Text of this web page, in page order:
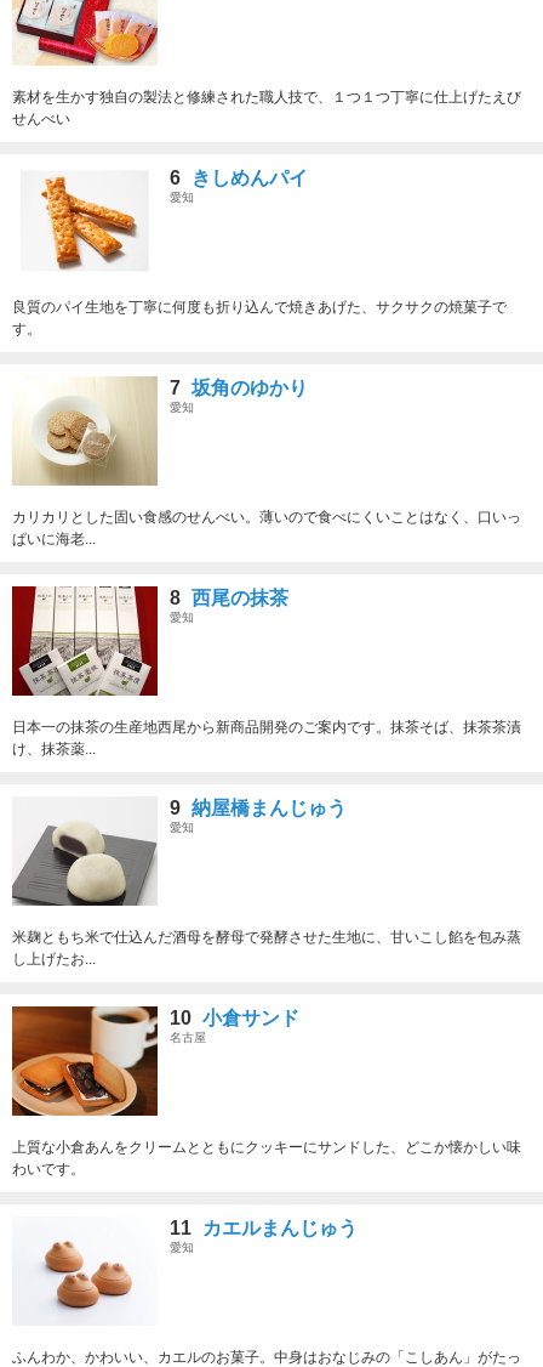
素材を生かす独自の製法と修練された職人技で、１つ１つ丁寧に仕上げたえび
せんべい
6 きしめんパイ
愛知
良質のパイ生地を丁寧に何度も折り込んで焼きあげた、サクサクの焼菓子で
す。
7 坂角のゆかり
愛知
カリカリとした固い食感のせんべい。薄いので食べにくいことはなく、口いっ
ぱいに海老...
8 西尾の抹茶
愛知
日本一の抹茶の生産地西尾から新商品開発のご案内です。抹茶そば、抹茶茶漬
け、抹茶薬...
9 納屋橋まんじゅう
愛知
米麹ともち米で仕込んだ酒母を酵母で発酵させた生地に、甘いこし餡を包み蒸
し上げたお...
10 小倉サンド
名古屋
上質な小倉あんをクリームとともにクッキーにサンドした、どこか懐かしい味
わいです。
11 カエルまんじゅう
愛知
ふんわか、かわいい、カエルのお菓子。中身はおなじみの「こしあん」がたっ